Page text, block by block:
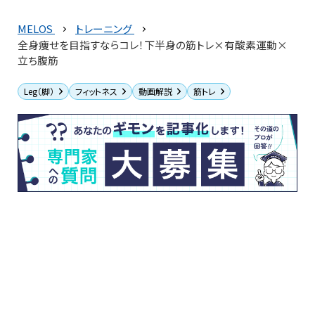
MELOS
トレーニング
全身痩せを目指すならコレ！下半身の筋トレ×有酸素運動×
立ち腹筋
Leg（脚） フィットネス 動画解説 筋トレ